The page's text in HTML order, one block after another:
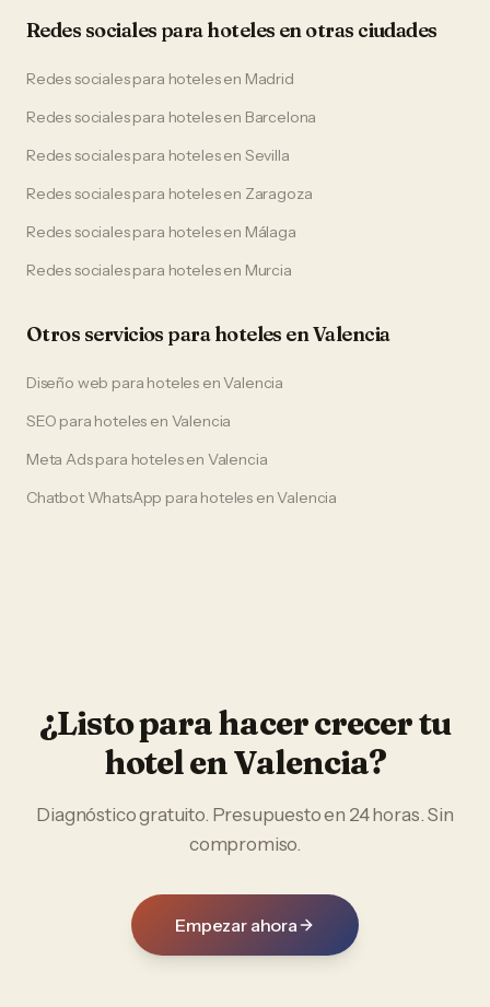
Redes sociales parahoteles en otras ciudades
Redes socialespara hotelesen Madrid
Redes socialespara hotelesen Barcelona
Redes socialespara hotelesen Sevilla
Redes socialespara hotelesen Zaragoza
Redes socialespara hotelesen Málaga
Redes socialespara hotelesen Murcia
Otros servicios parahoteles enValencia
Diseño web para hoteles enValencia
SEO para hoteles en Valencia
Meta Adspara hotelesen Valencia
Chatbot WhatsApp para hoteles enValencia
¿Listo para hacer crecer tu
hotelenValencia?
Diagnóstico gratuito. Presupuesto en 24 horas. Sin
compromiso.
Empezar ahora